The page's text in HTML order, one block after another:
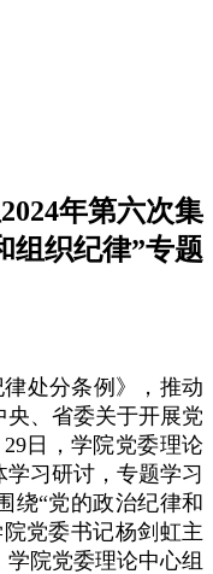
年第六次集
组织纪律”专题
处分条例》，推动
、省委关于开展党
日，学院党委理论
学习研讨，专题学习
绕“党的政治纪律和
党委书记杨剑虹主
院党委理论中心组